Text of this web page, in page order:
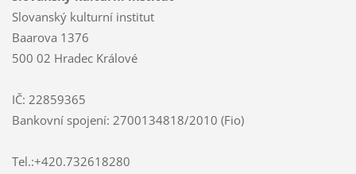
Slovanský kulturní institut
Baarova 1376
500 02 Hradec Králové
IČ: 22859365
Bankovní spojení: 2700134818/2010 (Fio)
Tel.:+420.732618280